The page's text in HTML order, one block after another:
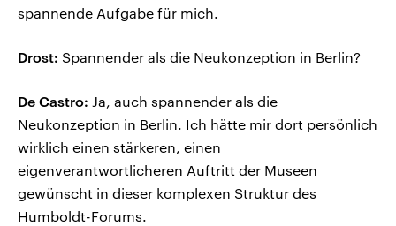
spannende Aufgabe für mich.
Drost: Spannender als die Neukonzeption in Berlin?
De Castro: Ja, auch spannender als die
Neukonzeption in Berlin. Ich hätte mir dort persönlich
wirklich einen stärkeren, einen
eigenverantwortlicheren Auftritt der Museen
gewünscht in dieser komplexen Struktur des
Humboldt-Forums.